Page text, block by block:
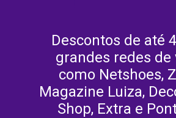
Descontos de até
grandes redes de
como Netshoes,
Magazine Luiza,
Shop, Extra e